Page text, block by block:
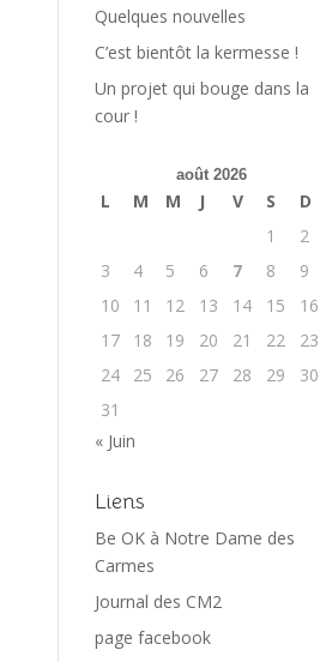
Quelques nouvelles
C’est bientôt la kermesse !
Un projet qui bouge dans la
cour !
août 2026
L M M J V S
D
1
2
3
4 5 6 7 8
9
10
11 12 13 14 15
16
17
18 19 20 21 22
23
24
25 26 27 28 29
30
31
« Juin
Liens
Be OK à Notre Dame des
Carmes
Journal des CM2
page facebook